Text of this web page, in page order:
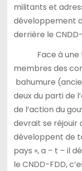
militants et
développement
derrière le
Face à une
membres des
bahumure
deux du parti de
de l’action du
devrait se réjouir
développent de
pays », a – t – il
le CNDD-FDD,